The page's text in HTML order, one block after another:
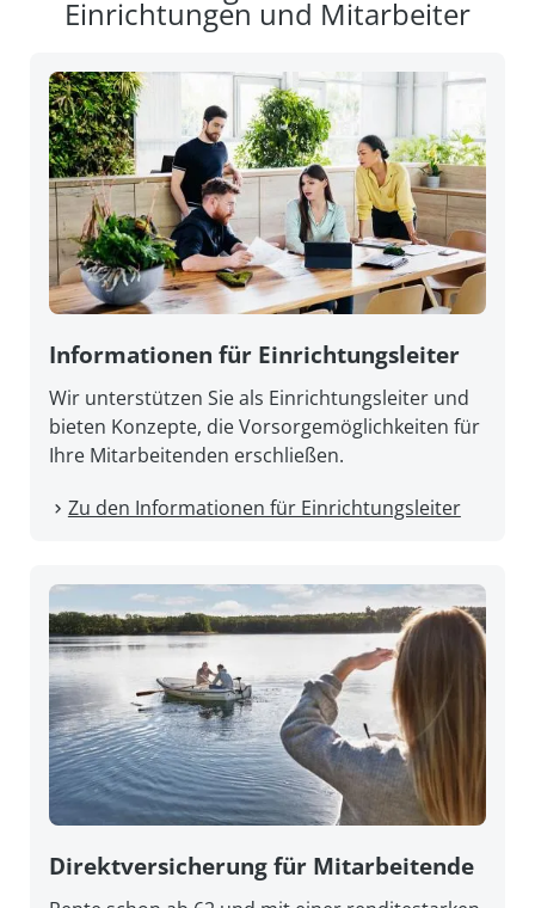
Einrichtungen und Mitarbeiter
Informationen für Einrichtungsleiter
Wir unterstützen Sie als Einrichtungsleiter und
bieten Konzepte, die Vorsorgemöglichkeiten für
Ihre Mitarbeitenden erschließen.
Zu den Informationen für Einrichtungsleiter
Direkt­versicherung für Mitarbeitende